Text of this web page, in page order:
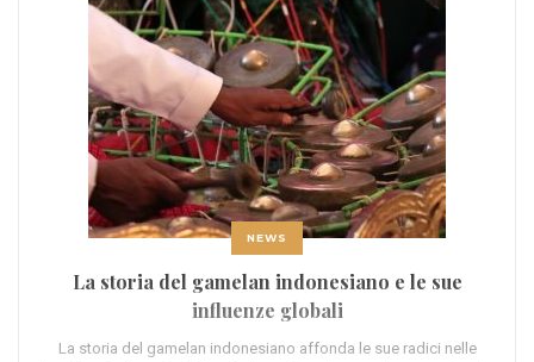
NEWS
La storia del gamelan indonesiano e le sue
influenze globali
La storia del gamelan indonesiano affonda le sue radici nelle